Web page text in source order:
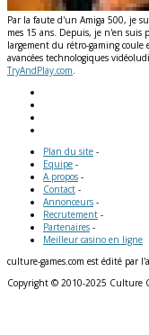
Par la faute d'un Amiga 500, je
mes 15 ans. Depuis, je n'en suis
largement du rétro-gaming coule
avancées technologiques
TryAndPlay.com.
Plan du site -
Equipe -
A propos -
Contact -
Annonceurs -
Recrutement -
Partenaires -
Meilleur casino en ligne
culture-games.com est édité par
Copyright © 2010-2025 Culture